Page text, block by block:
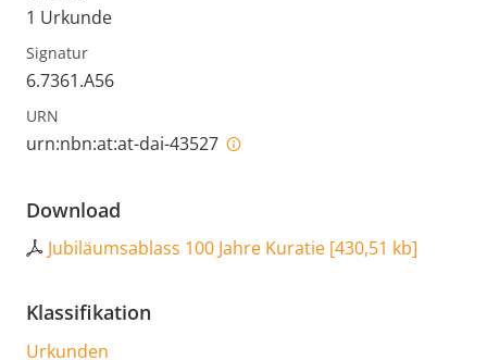
1 Urkunde
Signatur
6.7361.A56
URN
urn:nbn:at:at-dai-43527
Download
Jubiläumsablass 100 Jahre Kuratie [430,51 kb]
Klassifikation
Urkunden